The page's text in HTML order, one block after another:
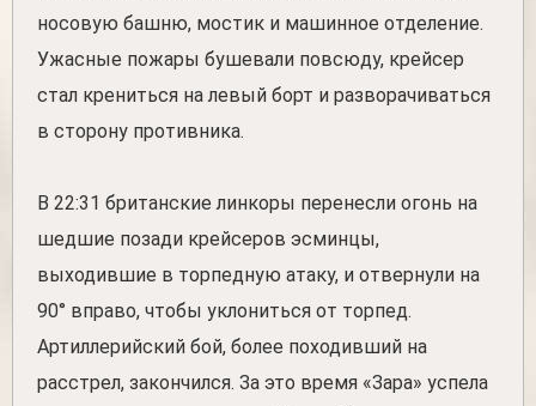
носовую башню, мостик и машинное отделение.
Ужасные пожары бушевали повсюду, крейсер
стал крениться на левый борт и разворачиваться
в сторону противника.
В 22:31 британские линкоры перенесли огонь на
шедшие позади крейсеров эсминцы,
выходившие в торпедную атаку, и отвернули на
90° вправо, чтобы уклониться от торпед.
Артиллерийский бой, более походивший на
расстрел, закончился. За это время «Зара» успела